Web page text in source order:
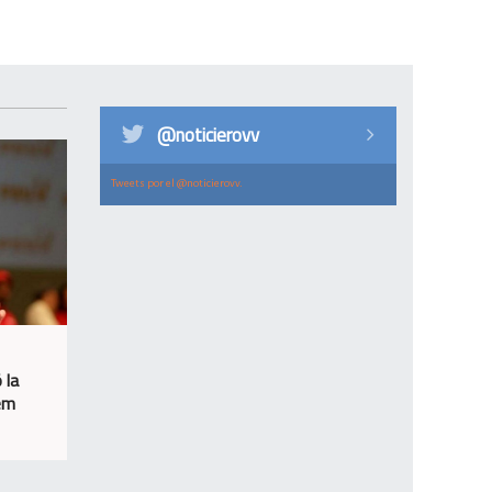
la
@noticierovv
Tweets por el @noticierovv.